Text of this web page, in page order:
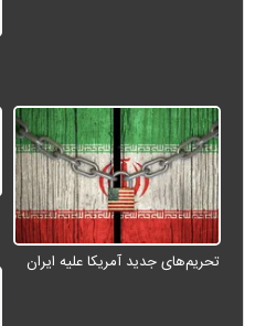
تحریم‌های جدید آمریکا علیه ایران